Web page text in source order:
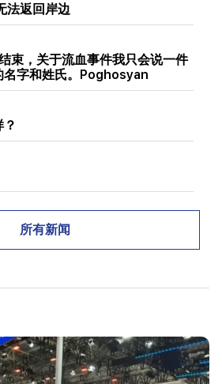
法返回岸边
束，关于流血事件我只会说一件
名字和姓氏。Poghosyan
市场的份额达到创纪录的14.2%
里贾尼的职务
的车道上翻车。妻子和两个未成
所有新闻